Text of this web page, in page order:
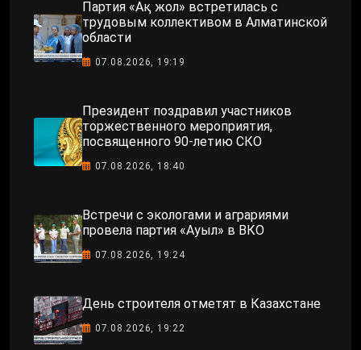
Партия «Ақ жол» встретилась с
трудовым коллективом в Алматинской
области
07.08.2026, 19:19
Президент поздравил участников
торжественного мероприятия,
посвященного 90-летию СКО
07.08.2026, 18:40
Встречи с экологами и аграриями
провела партия «Ауыл» в ВКО
07.08.2026, 19:24
День строителя отметят в Казахстане
07.08.2026, 19:22